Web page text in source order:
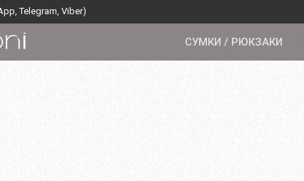
Telegram, Viber)
СУМКИ / РЮКЗАКИ